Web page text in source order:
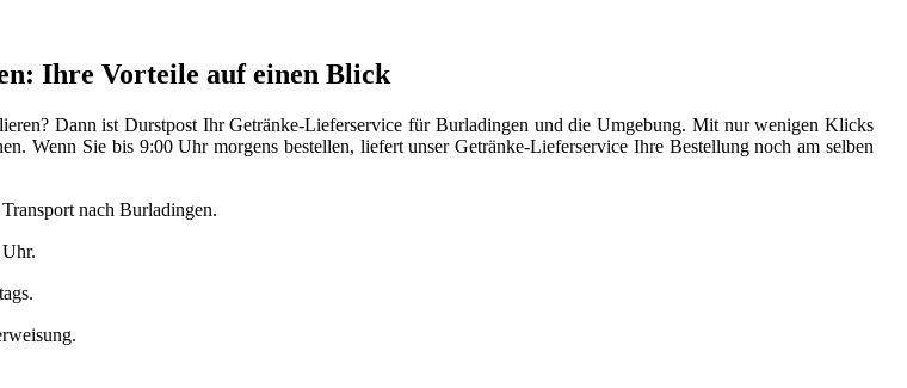
Ihre Vorteile auf einen Blick
Dann ist Durstpost Ihr Getränke-Lieferservice für Burladingen und die Umgebung. Mit nur wenigen Klicks
Wenn Sie bis 9:00 Uhr morgens bestellen, liefert unser Getränke-Lieferservice Ihre Bestellung noch am selben
nach Burladingen.